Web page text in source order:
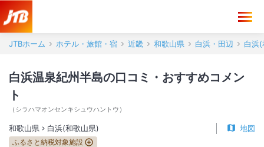
JTBホーム ホテル・旅館・宿 近畿 和歌山県 白浜・田辺 白浜
白浜温泉紀州半島の口コミ・おすすめコメン
ト
（ シラハマオンセンキシュウハントウ ）
和歌山県 白浜(和歌山県) 地図
ふるさと納税対象施設